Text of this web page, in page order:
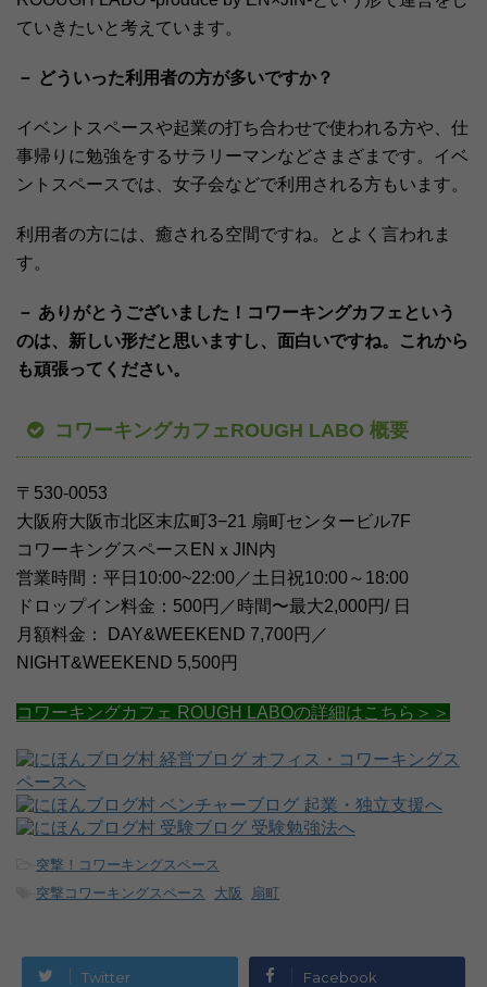
ていきたいと考えています。
－ どういった利用者の方が多いですか？
イベントスペースや起業の打ち合わせで使われる方や、仕
事帰りに勉強をするサラリーマンなどさまざまです。イベ
ントスペースでは、女子会などで利用される方もいます。
利用者の方には、癒される空間ですね。とよく言われま
す。
－ ありがとうございました！コワーキングカフェという
のは、新しい形だと思いますし、面白いですね。これから
も頑張ってください。
コワーキングカフェROUGH LABO 概要
〒530-0053
大阪府大阪市北区末広町3−21 扇町センタービル7F
コワーキングスペースENｘJIN内
営業時間：平日10:00~22:00／土日祝10:00～18:00
ドロップイン料金：500円／時間〜最大2,000円/ 日
月額料金： DAY&WEEKEND 7,700円／
NIGHT&WEEKEND 5,500円
コワーキングカフェ ROUGH LABOの詳細はこちら＞＞
突撃！コワーキングスペース
突撃コワーキングスペース 大阪 扇町
Twitter Facebook